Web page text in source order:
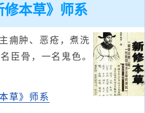
修本草》师系
痈肿、恶疮，煮洗
臣骨，一名鬼色。
草》师系